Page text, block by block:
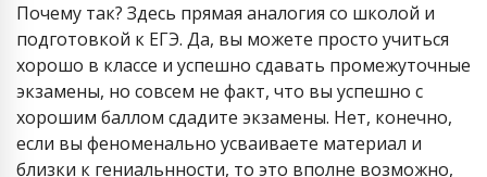
Почему так? Здесь прямая аналогия со школой и
подготовкой к ЕГЭ. Да, вы можете просто учиться
хорошо в классе и успешно сдавать промежуточные
экзамены, но совсем не факт, что вы успешно с
хорошим баллом сдадите экзамены. Нет, конечно,
если вы феноменально усваиваете материал и
близки к гениальнности, то это вполне возможно,